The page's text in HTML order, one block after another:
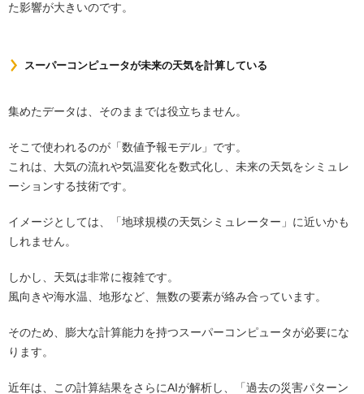
た影響が大きいのです。
スーパーコンピュータが未来の天気を計算している
集めたデータは、そのままでは役立ちません。
そこで使われるのが「数値予報モデル」です。
これは、大気の流れや気温変化を数式化し、未来の天気をシミュレ
ーションする技術です。
イメージとしては、「地球規模の天気シミュレーター」に近いかも
しれません。
しかし、天気は非常に複雑です。
風向きや海水温、地形など、無数の要素が絡み合っています。
そのため、膨大な計算能力を持つスーパーコンピュータが必要にな
ります。
近年は、この計算結果をさらにAIが解析し、「過去の災害パターン